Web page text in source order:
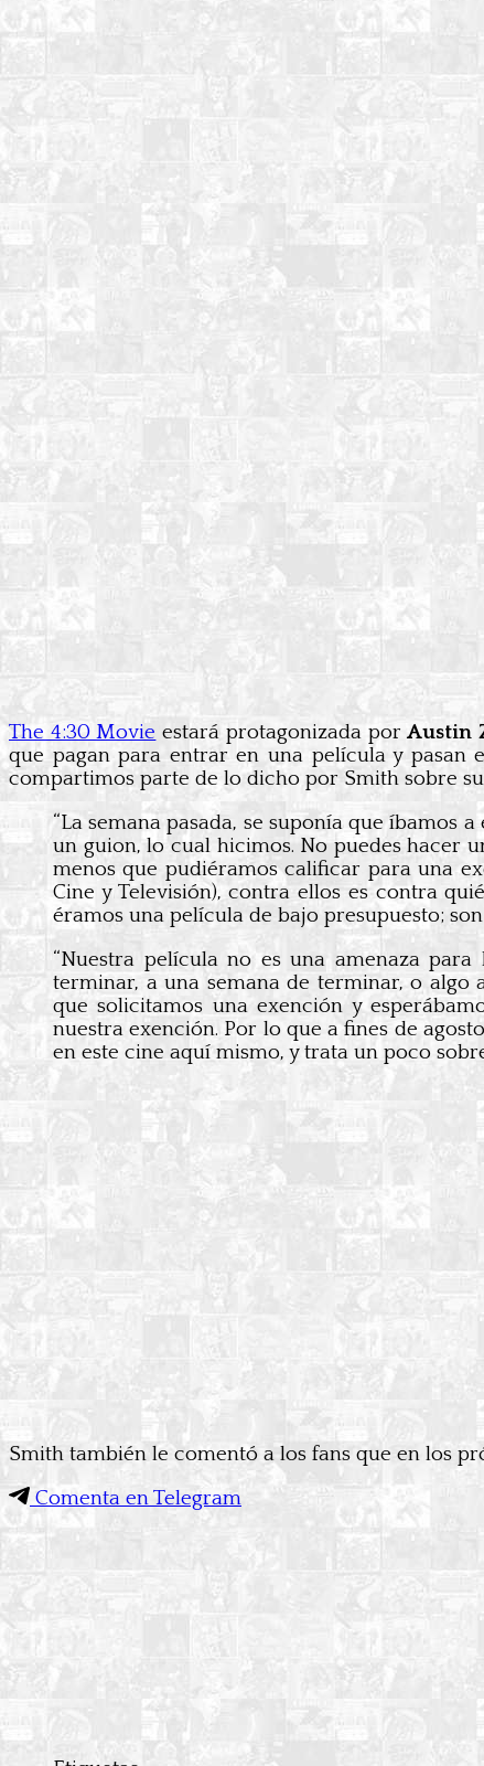
The 4:30 Movie estará protagonizada porAustin
que pagan para entrar en una película y pasan
compartimos parte de lo dicho por Smith sobre
“La semana pasada, se suponía que íbamos
un guion, lo cual hicimos. No puedes hacer
menos que pudiéramos calificar para una
Cine y Televisión), contra ellos es contra
éramos una película de bajo presupuesto;
“Nuestra película no es una amenaza
terminar, a una semana de terminar, o algo
que solicitamos una exención y
nuestra exención. Por lo que a fines de
en este cine aquí mismo, y trata un poco
Smith también le comentó a los fans que en los
Comenta en Telegram